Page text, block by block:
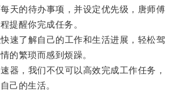
的待办事项，并设定优先级，唐师傅
提醒你完成任务。
了解自己的工作和生活进展，轻松驾
的繁琐而感到烦躁。
，我们不仅可以高效完成工作任务，
己的生活。